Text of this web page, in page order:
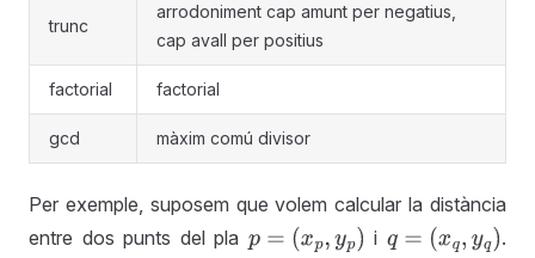
trunc
arrodoniment cap amunt per negatius,
cap avall per positius
factorial factorial
gcd màxim comú divisor
Per exemple, suposem que volem calcular la distància
entre dos punts del pla p=(x p,yp) i q=(x q,yq)
.